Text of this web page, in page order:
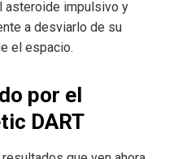
asteroide impulsivo y
a desviarlo de su
el espacio.
por el
DART